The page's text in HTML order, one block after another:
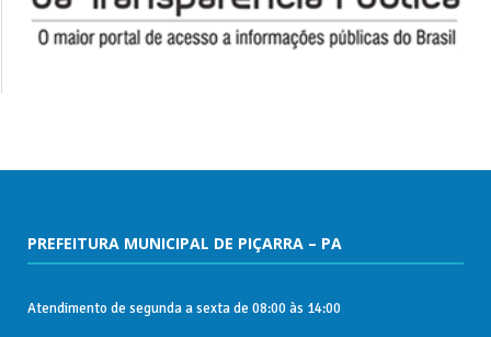
PREFEITURA MUNICIPAL DE PIÇARRA – PA
Atendimento de segunda a sexta de 08:00 às 14:00